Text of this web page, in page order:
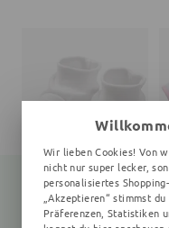
Wir lieben Cookies! Von
nicht nur super lecker,
personalisiertes
„Akzeptieren“ stimmst
Präferenzen, Statistiken